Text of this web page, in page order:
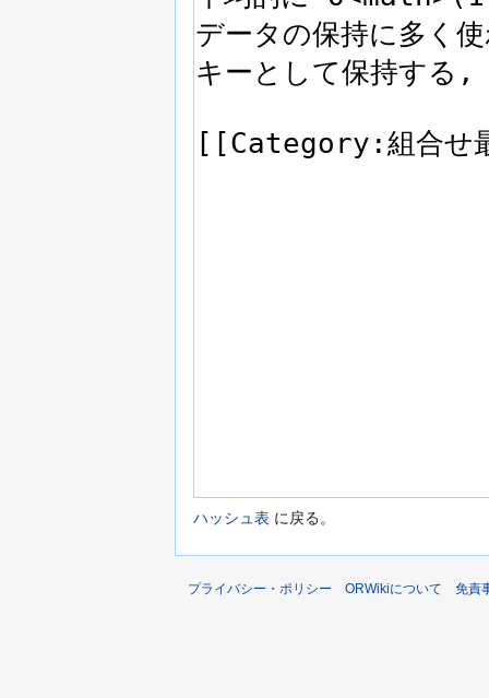
ハッシュ表 に戻る。
プライバシー・ポリシー ORWikiについて 免責